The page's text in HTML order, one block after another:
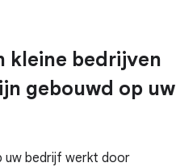
kleine bedrijven
gebouwd op uw
uw bedrijf werkt door